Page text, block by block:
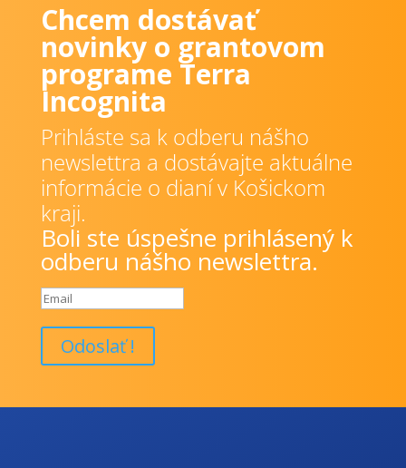
Chcem dostávať
novinky o grantovom
programe Terra
Incognita
Prihláste sa k odberu nášho
newslettra a dostávajte aktuálne
informácie o dianí v Košickom
kraji.
Boli ste úspešne prihlásený k
odberu nášho newslettra.
Odoslať !